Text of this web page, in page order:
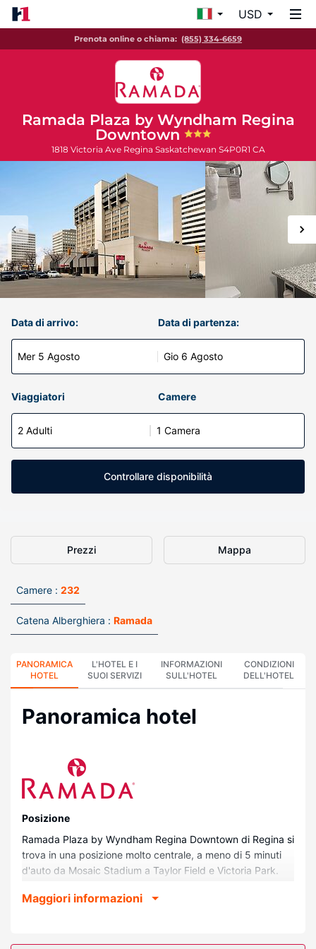
USD
Prenota online o chiama: (855) 334-6659
Ramada Plaza by Wyndham Regina
Downtown
1818 Victoria Ave Regina Saskatchewan S4P0R1 CA
Data di arrivo:
Mer 5 Agosto
Data di partenza:
Gio 6 Agosto
Viaggiatori Camere
2 Adulti 1 Camera
Controllare disponibilità
Prezzi Mappa
Camere : 232
Catena Alberghiera : Ramada
PANORAMICA
HOTEL
L'HOTEL E I
SUOI SERVIZI
INFORMAZIONI
SULL'HOTEL
CONDIZIONI
DELL'HOTEL
Panoramica hotel
Posizione
Ramada Plaza by Wyndham Regina Downtown di Regina si
trova in una posizione molto centrale, a meno di 5 minuti
d'auto da Mosaic Stadium a Taylor Field e Victoria Park.
da Casino Regina.
Rilassati in una delle 232 camere della struttura, complete
Maggiori informazioni